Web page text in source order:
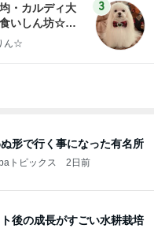
・カルディ大
いしん坊☆き
のブログ
ん☆
3
形で行く事になった有名所
トピックス 2日前
後の成長がすごい水耕栽培